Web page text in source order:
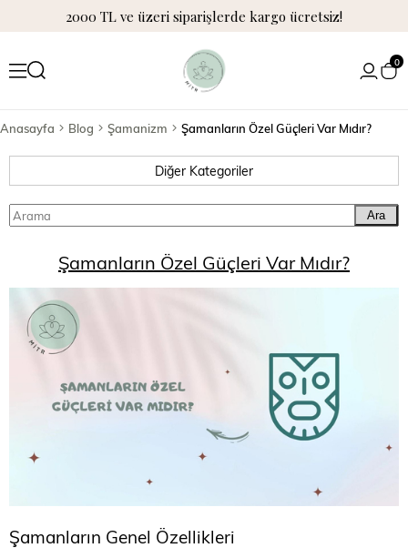
2000 TL ve üzeri siparişlerde kargo ücretsiz!
0
Anasayfa Blog Şamanizm Şamanların Özel Güçleri Var Mıdır?
Diğer Kategoriler
Ara
Şamanların Özel Güçleri Var Mıdır?
Şamanların Genel Özellikleri